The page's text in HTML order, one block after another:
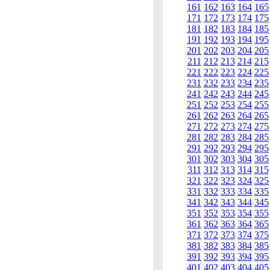
161 162 163 164 165
171 172 173 174 175
181 182 183 184 185
191 192 193 194 195
201 202 203 204 205
211 212 213 214 215
221 222 223 224 225
231 232 233 234 235
241 242 243 244 245
251 252 253 254 255
261 262 263 264 265
271 272 273 274 275
281 282 283 284 285
291 292 293 294 295
301 302 303 304 305
311 312 313 314 315
321 322 323 324 325
331 332 333 334 335
341 342 343 344 345
351 352 353 354 355
361 362 363 364 365
371 372 373 374 375
381 382 383 384 385
391 392 393 394 395
401 402 403 404 405